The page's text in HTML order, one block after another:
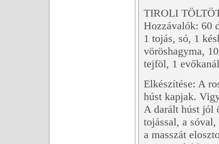
TIROLI
Hozzávalók: 60
1 tojás, só, 1
vöröshagyma,
tejföl, 1
Elkészítése: A
húst kapjak.
A darált húst jól
tojással, a
a masszát